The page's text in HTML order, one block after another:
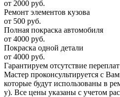
от 2000 руб.
Ремонт элементов кузова
от 500 руб.
Полная покраска автомобиля
от 4000 руб.
Покраска одной детали
от 4000 руб.
Гарантируем отсутствие
Мастер проконсультируется с
которые будут использованы в
у). Все цены указаны с учетом